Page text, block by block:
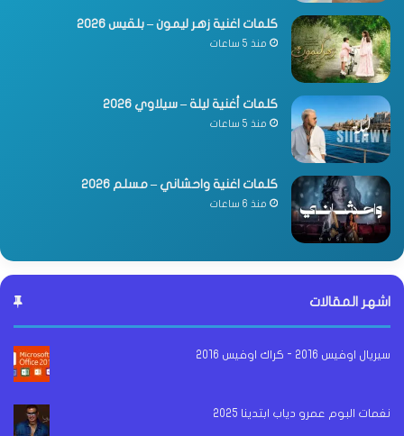
كلمات اغنية زهر ليمون – بلقيس 2026
منذ 5 ساعات
كلمات أغنية ليلة – سيلاوي 2026
منذ 5 ساعات
كلمات اغنية واحشاني – مسلم 2026
منذ 6 ساعات
اشهر المقالات
سيريال اوفيس 2016 - كراك اوفيس 2016
نغمات البوم عمرو دياب ابتدينا 2025